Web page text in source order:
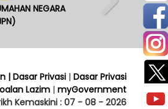
NEGARA
| Dasar Privasi |Dasar Privasi
Lazim |myGovernment
Kemaskini :07 - 08 - 2026